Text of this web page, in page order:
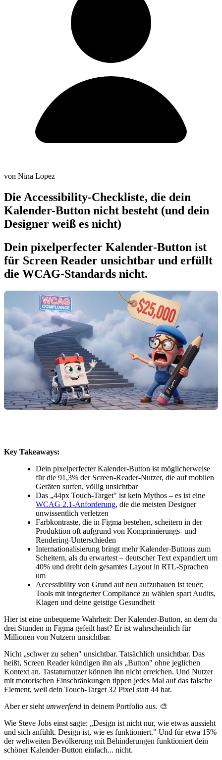
von Nina Lopez
Die Accessibility-Checkliste, die dein
Kalender-Button nicht besteht (und dein
Designer weiß es nicht)
Dein pixelperfecter Kalender-Button ist
für Screen Reader unsichtbar und erfüllt
die WCAG-Standards nicht.
Key Takeaways:
Dein pixelperfecter Kalender-Button ist möglicherweise
für die 91,3% der Screen-Reader-Nutzer, die auf mobilen
Geräten surfen, völlig unsichtbar
Das „44px Touch-Target" ist kein Mythos – es ist eine
WCAG 2.1-Anforderung, die die meisten Designer
unwissentlich verletzen
Farbkontraste, die in Figma bestehen, scheitern in der
Produktion oft aufgrund von Komprimierungs- und
Rendering-Unterschieden
Internationalisierung bringt mehr Kalender-Buttons zum
Scheitern, als du erwartest – deutscher Text expandiert um
40% und dreht dein gesamtes Layout in RTL-Sprachen
um
Accessibility von Grund auf neu aufzubauen ist teuer;
Tools mit integrierter Compliance zu wählen spart Audits,
Klagen und deine geistige Gesundheit
Hier ist eine unbequeme Wahrheit: Der Kalender-Button, an dem du
drei Stunden in Figma gefeilt hast? Er ist wahrscheinlich für
Millionen von Nutzern unsichtbar.
Nicht „schwer zu sehen" unsichtbar. Tatsächlich unsichtbar. Das
heißt, Screen Reader kündigen ihn als „Button" ohne jeglichen
Kontext an. Tastaturnutzer können ihn nicht erreichen. Und Nutzer
mit motorischen Einschränkungen tippen jedes Mal auf das falsche
Element, weil dein Touch-Target 32 Pixel statt 44 hat.
Aber er sieht umwerfend in deinem Portfolio aus. 🎨
Wie Steve Jobs einst sagte: „Design ist nicht nur, wie etwas aussieht
und sich anfühlt. Design ist, wie es funktioniert." Und für etwa 15%
der weltweiten Bevölkerung mit Behinderungen funktioniert dein
schöner Kalender-Button einfach... nicht.